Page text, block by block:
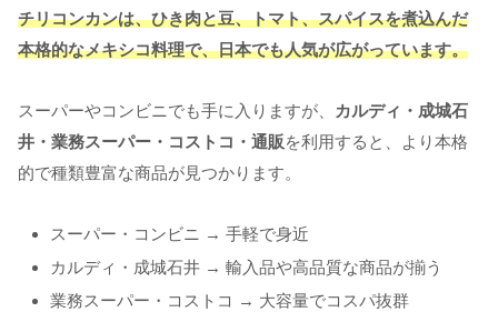
チリコンカンは、ひき肉と豆、トマト、スパイスを煮込んだ
本格的なメキシコ料理で、日本でも人気が広がっています。
スーパーやコンビニでも手に入りますが、
カルディ・成城石
井・業務スーパー・コストコ・通販を利用すると、より本格
的で種類豊富な商品が見つかります。
スーパー・コンビニ → 手軽で身近
カルディ・成城石井 → 輸入品や高品質な商品が揃う
業務スーパー・コストコ → 大容量でコスパ抜群